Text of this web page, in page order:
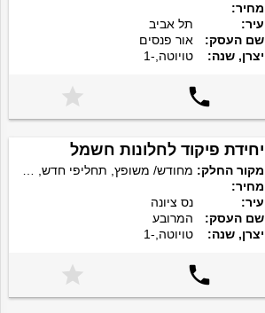
מחיר:
עיר:
תל אביב
שם העסק:
אור פנסים
יצרן, שנה:
טויוטה,-1


יחידת פיקוד לחלונות חשמל
מקור החלק:
מחיר:
עיר:
נס ציונה
שם העסק:
המרובע
יצרן, שנה:
טויוטה,-1

